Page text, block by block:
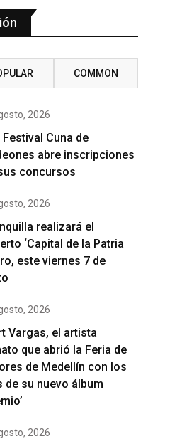
COMMON
2026
Festival Cuna de
abre inscripciones
concursos
2026
realizará el
‘Capital de la Patria
este viernes 7 de
2026
Vargas, el artista
que abrió la Feria de
de Medellín con los
de su nuevo álbum
2026